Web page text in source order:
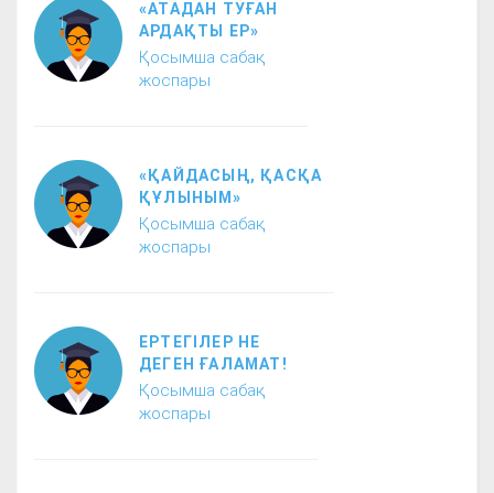
«АТАДАН ТУҒАН
АРДАҚТЫ ЕР»
Қосымша сабақ
жоспары
«ҚАЙДАСЫҢ, ҚАСҚА
ҚҰЛЫНЫМ»
Қосымша сабақ
жоспары
ЕРТЕГІЛЕР НЕ
ДЕГЕН ҒАЛАМАТ!
Қосымша сабақ
жоспары